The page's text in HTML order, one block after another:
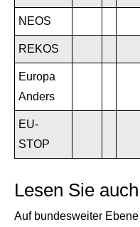
NEOS
REKOS
Europa
Anders
EU-
STOP
Lesen Sie auch
Auf bundesweiter